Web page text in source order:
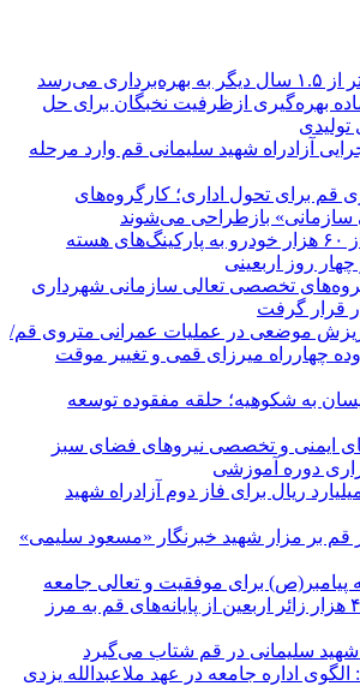
می‌رسد
بهره‌گیری ازظرفیت نخبگان برای حل
آزادراه شهید سلیمانی قم وارد مرحله
قم برای تحول اداری؛ کارگروه‌های
بازطراحی می‌شوند
ثبت ورود بیش از ۶۰ هزار خودرو به پارکینگ‌های هسته
روز اربعینی
تخصصی تعالی سازمانی شهرداری
قرار گرفت
موضعی در عملیات عمرانی متروی قم/
چهارراه میرزای قمی و تغییر موقت
به شکوهیه؛ حلقه مفقوده توسعه
ایمنی و تخصصی نیروهای فضای سبز
۱۳۵۰ میلیارد ریال برای فاز دوم آزادراه شهید
قم بر مزار شهید خبرنگار «مسعود سلیمی»
اعزام بیش از ۴۰ هزار زائر اربعین از پایانه‌های قم به مرز
شهید سلیمانی در قم شتاب می‌گیرد
اداره جامعه در عهد ملاعبدالله یزدی